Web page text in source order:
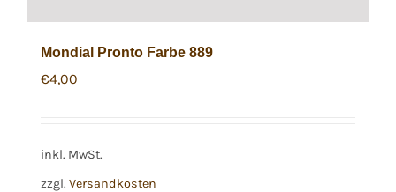
Mondial Pronto Farbe 889
€4,00
inkl. MwSt.
zzgl. Versandkosten